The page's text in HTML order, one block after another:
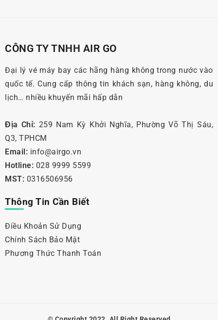
CÔNG TY TNHH AIR GO
Đại lý vé máy bay các hãng hàng không trong nước vào
quốc tế. Cung cấp thông tin khách sạn, hàng không, du
lịch… nhiều khuyến mãi hấp dẫn
Địa Chỉ: 259 Nam Kỳ Khởi Nghĩa, Phường Võ Thị Sáu,
Q3, TPHCM
Email: info@airgo.vn
Hotline: 028 9999 5599
MST: 0316506956
Thông Tin Cần Biết
Điều Khoản Sử Dụng
Chính Sách Bảo Mật
Phương Thức Thanh Toán